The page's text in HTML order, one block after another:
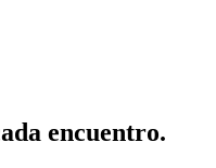
encuentro.